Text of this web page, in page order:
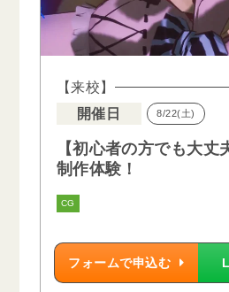
【来校】
開催日
8/22(土)
【初心者の方でも大丈
制作体験！
CG
フォームで申込む